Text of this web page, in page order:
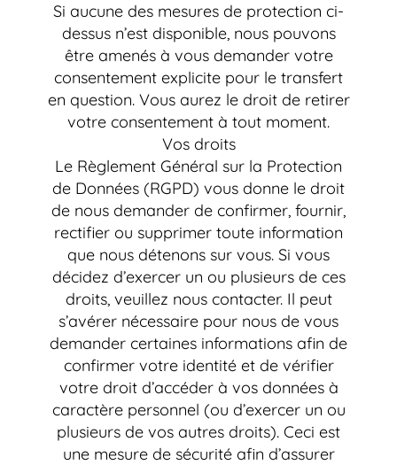
Si aucune des mesures de protection ci-
dessus n’est disponible, nous pouvons
être amenés à vous demander votre
consentement explicite pour le transfert
en question. Vous aurez le droit de retirer
votre consentement à tout moment.
Vos droits
Le Règlement Général sur la Protection
de Données (RGPD) vous donne le droit
de nous demander de confirmer, fournir,
rectifier ou supprimer toute information
que nous détenons sur vous. Si vous
décidez d’exercer un ou plusieurs de ces
droits, veuillez nous contacter. Il peut
s’avérer nécessaire pour nous de vous
demander certaines informations afin de
confirmer votre identité et de vérifier
votre droit d’accéder à vos données à
caractère personnel (ou d’exercer un ou
plusieurs de vos autres droits). Ceci est
une mesure de sécurité afin d’assurer